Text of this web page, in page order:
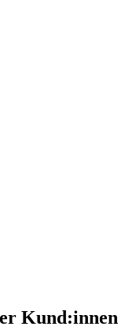
Kund:innen